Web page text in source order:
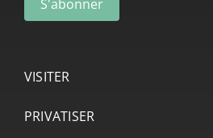
VISITER
PRIVATISER